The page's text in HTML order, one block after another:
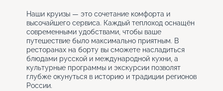
Наши круизы — это сочетание комфорта и
высочайшего сервиса. Каждый теплоход оснащён
современными удобствами, чтобы ваше
путешествие было максимально приятным. В
ресторанах на борту вы сможете насладиться
блюдами русской и международной кухни, а
культурные программы и экскурсии позволят
глубже окунуться в историю и традиции регионов
России.